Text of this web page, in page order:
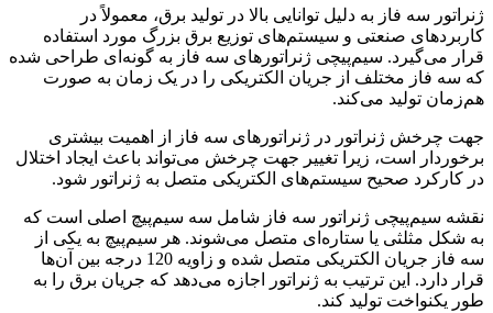
ژنراتور سه فاز به دلیل توانایی بالا در تولید برق، معمولاً در
کاربردهای صنعتی و سیستم‌های توزیع برق بزرگ مورد استفاده
قرار می‌گیرد. سیم‌پیچی ژنراتورهای سه فاز به گونه‌ای طراحی شده
که سه فاز مختلف از جریان الکتریکی را در یک زمان به صورت
هم‌زمان تولید می‌کند.
جهت چرخش ژنراتور در ژنراتورهای سه فاز از اهمیت بیشتری
برخوردار است، زیرا تغییر جهت چرخش می‌تواند باعث ایجاد اختلال
در کارکرد صحیح سیستم‌های الکتریکی متصل به ژنراتور شود.
نقشه سیم‌پیچی ژنراتور سه فاز شامل سه سیم‌پیچ اصلی است که
به شکل مثلثی یا ستاره‌ای متصل می‌شوند. هر سیم‌پیچ به یکی از
سه فاز جریان الکتریکی متصل شده و زاویه 120 درجه بین آن‌ها
قرار دارد. این ترتیب به ژنراتور اجازه می‌دهد که جریان برق را به
طور یکنواخت تولید کند.